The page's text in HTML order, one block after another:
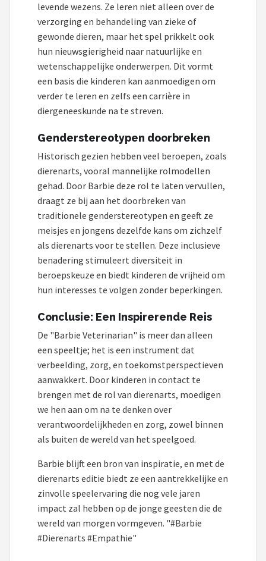
levende wezens. Ze leren niet alleen over de
verzorging en behandeling van zieke of
gewonde dieren, maar het spel prikkelt ook
hun nieuwsgierigheid naar natuurlijke en
wetenschappelijke onderwerpen. Dit vormt
een basis die kinderen kan aanmoedigen om
verder te leren en zelfs een carrière in
diergeneeskunde na te streven.
Genderstereotypen doorbreken
Historisch gezien hebben veel beroepen, zoals
dierenarts, vooral mannelijke rolmodellen
gehad. Door Barbie deze rol te laten vervullen,
draagt ze bij aan het doorbreken van
traditionele genderstereotypen en geeft ze
meisjes en jongens dezelfde kans om zichzelf
als dierenarts voor te stellen. Deze inclusieve
benadering stimuleert diversiteit in
beroepskeuze en biedt kinderen de vrijheid om
hun interesses te volgen zonder beperkingen.
Conclusie: Een Inspirerende Reis
De "Barbie Veterinarian" is meer dan alleen
een speeltje; het is een instrument dat
verbeelding, zorg, en toekomstperspectieven
aanwakkert. Door kinderen in contact te
brengen met de rol van dierenarts, moedigen
we hen aan om na te denken over
verantwoordelijkheden en zorg, zowel binnen
als buiten de wereld van het speelgoed.
Barbie blijft een bron van inspiratie, en met de
dierenarts editie biedt ze een aantrekkelijke en
zinvolle speelervaring die nog vele jaren
impact zal hebben op de jonge geesten die de
wereld van morgen vormgeven. "#Barbie
#Dierenarts #Empathie"